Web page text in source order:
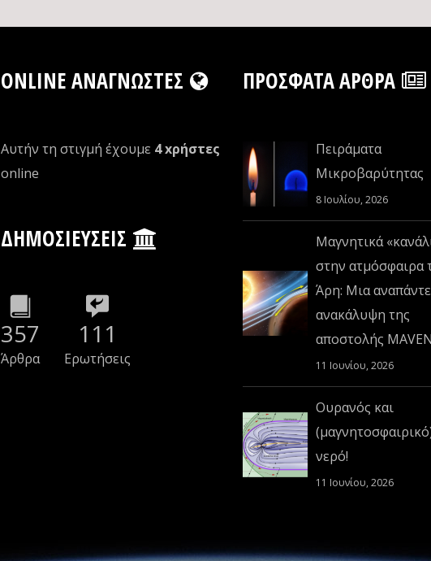
ONLINE ΑΝΑΓΝΏΣΤΕΣ
Αυτήν τη στιγμή έχουμε 4 xρήστες
οnline
ΔΗΜΟΣΙΕΎΣΕΙΣ
357
Άρθρα
111
Ερωτήσεις
ΠΡΌΣΦΑΤΑ ΆΡΘΡΑ
Πειράματα
Μικροβαρύτητας
8 Ιουλίου, 2026
Μαγνητικά
στην ατμόσφαιρα
Άρη: Μια
ανακάλυψη της
αποστολής MAVEN
11 Ιουνίου, 2026
Ουρανός και
νερό!
11 Ιουνίου, 2026